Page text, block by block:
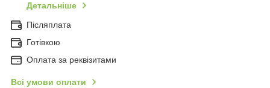
Детальніше
Післяплата
Готівкою
Оплата за реквізитами
Всі умови оплати